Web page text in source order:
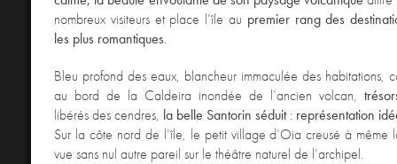
nombreux visiteurs et place l’île au premier rang des
les plus romantiques.
Bleu profond des eaux, blancheur immaculée des habitations,
au bord de la Caldeira inondée de l’ancien volcan,
libérés des cendres, la belle Santorin séduit: représentation
Sur la côte nord de l’île, le petit village d’Oia creusé à même
vue sans nul autre pareil sur le théâtre naturel de l’archipel.